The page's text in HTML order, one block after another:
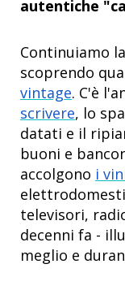
autentiche
Continuiamo
scoprendo
vintage. C'è
scrivere, lo
datati e il
buoni e
accolgono i
televisori,
decenni fa -
meglio e